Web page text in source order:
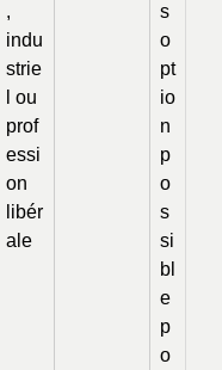
,
indu
strie
l ou
prof
essi
on
libér
ale
s
o
pt
io
n
p
o
s
si
bl
e
p
o